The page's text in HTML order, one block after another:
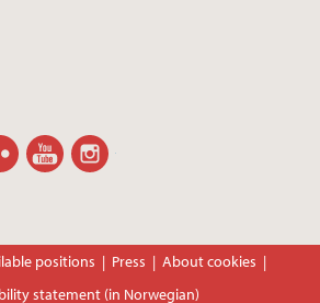
flickr youtube
positions Press
About cookies
statement (in Norwegian)